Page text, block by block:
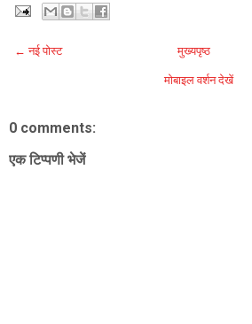
← नई पोस्ट मुख्यपृष्ठ
मोबाइल वर्शन देखें
0 comments:
एक टिप्पणी भेजें